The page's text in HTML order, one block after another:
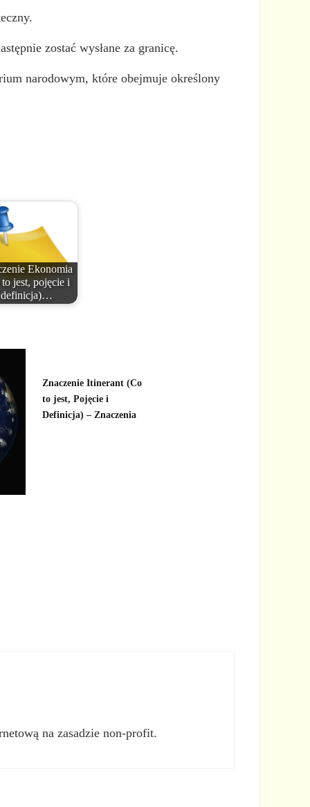
zostać wysłane za granicę.
narodowym, które obejmuje określony
Ekonomia
jest, pojęcie i
definicja)…
Znaczenie Itinerant (Co
to jest, Pojęcie i
Definicja) – Znaczenia
na zasadzie non-profit.